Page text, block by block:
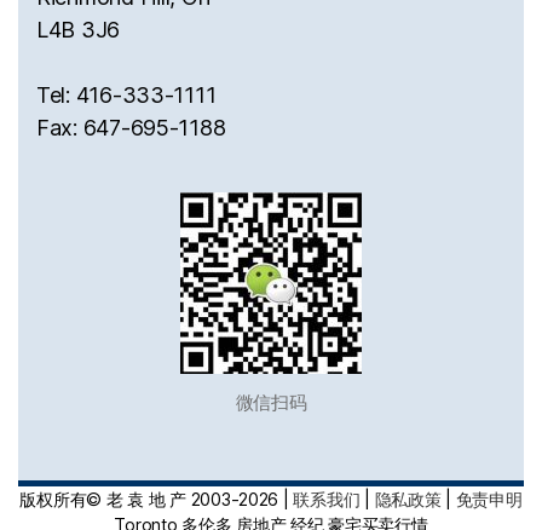
L4B 3J6
Tel: 416-333-1111
Fax: 647-695-1188
微信扫码
版权所有© 老 袁 地 产 2003-2026 |联系我们 隐私政策| 免责申明
Toronto 多伦多 房地产 经纪 豪宅买卖行情